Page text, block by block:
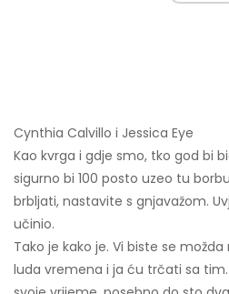
Cynthia Calvillo i Jessica Eye
Kao kvrga i gdje smo, tko god bi
sigurno bi 100 posto uzeo tu
brbljati, nastavite s gnjavažom.
učinio.
Tako je kako je. Vi biste se
luda vremena i ja ću trčati sa